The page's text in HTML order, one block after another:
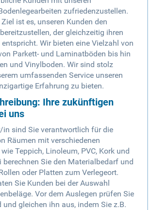
zufriedenzustellen.
ist es, unseren Kunden den
der gleichzeitig ihren
Wir bieten eine Vielzahl von
Parkett- und Laminatböden bis hin
und Vinylboden. Wir sind stolz
umfassenden Service unseren
Erfahrung zu bieten.
Ihre zukünftigen
uns
in sind Sie verantwortlich für die
Räumen mit verschiedenen
Teppich, Linoleum, PVC, Kork und
berechnen Sie den Materialbedarf und
oder Platten zum Verlegeort.
Sie Kunden bei der Auswahl
Vor dem Auslegen prüfen Sie
und gleichen ihn aus, indem Sie z.B.